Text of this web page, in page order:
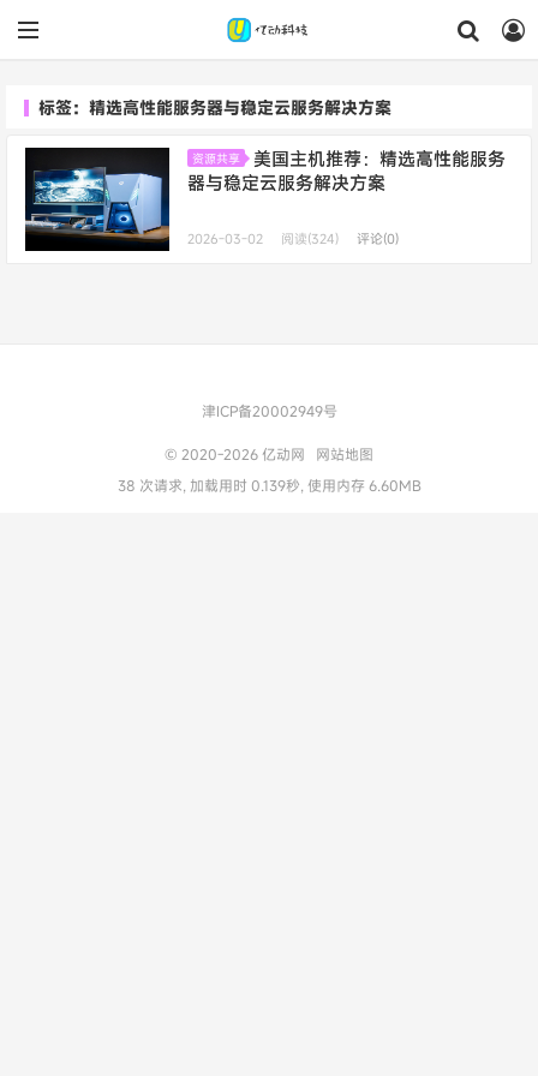
标签：精选高性能服务器与稳定云服务解决方案
资源共享
美国主机推荐：精选高性能服务
器与稳定云服务解决方案
2026-03-02 阅读(324) 评论(0)
津ICP备20002949号
© 2020-2026亿动网
网站地图
38 次请求, 加载用时 0.139秒, 使用内存 6.60MB